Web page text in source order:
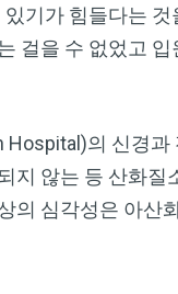
기가 힘들다는
걸을 수 없었고
Hospital)의 신경
지 않는 등 산화
의 심각성은 아산